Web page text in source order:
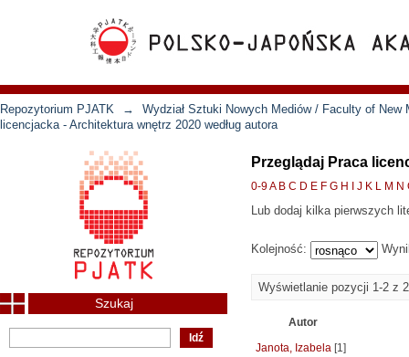
Repozytorium PJATK →
Wydział Sztuki Nowych Mediów / Faculty of New
licencjacka - Architektura wnętrz 2020 według autora
Przeglądaj Praca
0-9A B C D E F G H J K L M N
Lub dodaj kilka pierwszych
Kolejność:
Wyświetlanie pozycji 1-2 z 2
Autor
Janota, Izabela [1]
Szukaj